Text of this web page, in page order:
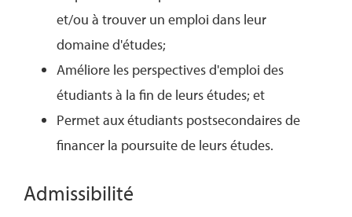
et/ou à trouver un emploi dans leur
domaine d'études;
Améliore les perspectives d'emploi des
étudiants à la fin de leurs études; et
Permet aux étudiants postsecondaires de
financer la poursuite de leurs études.
Admissibilité